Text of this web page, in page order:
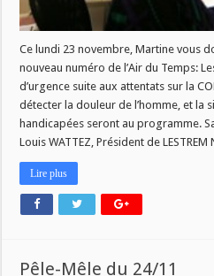
Ce lundi 23 novembre, Martine vous
nouveau numéro de l’Air du Temps:
d’urgence suite aux attentats sur la
détecter la douleur de l’homme, et la
handicapées seront au programme.
Louis WATTEZ, Président de
Lire plus
Pêle-Mêle du 24/11